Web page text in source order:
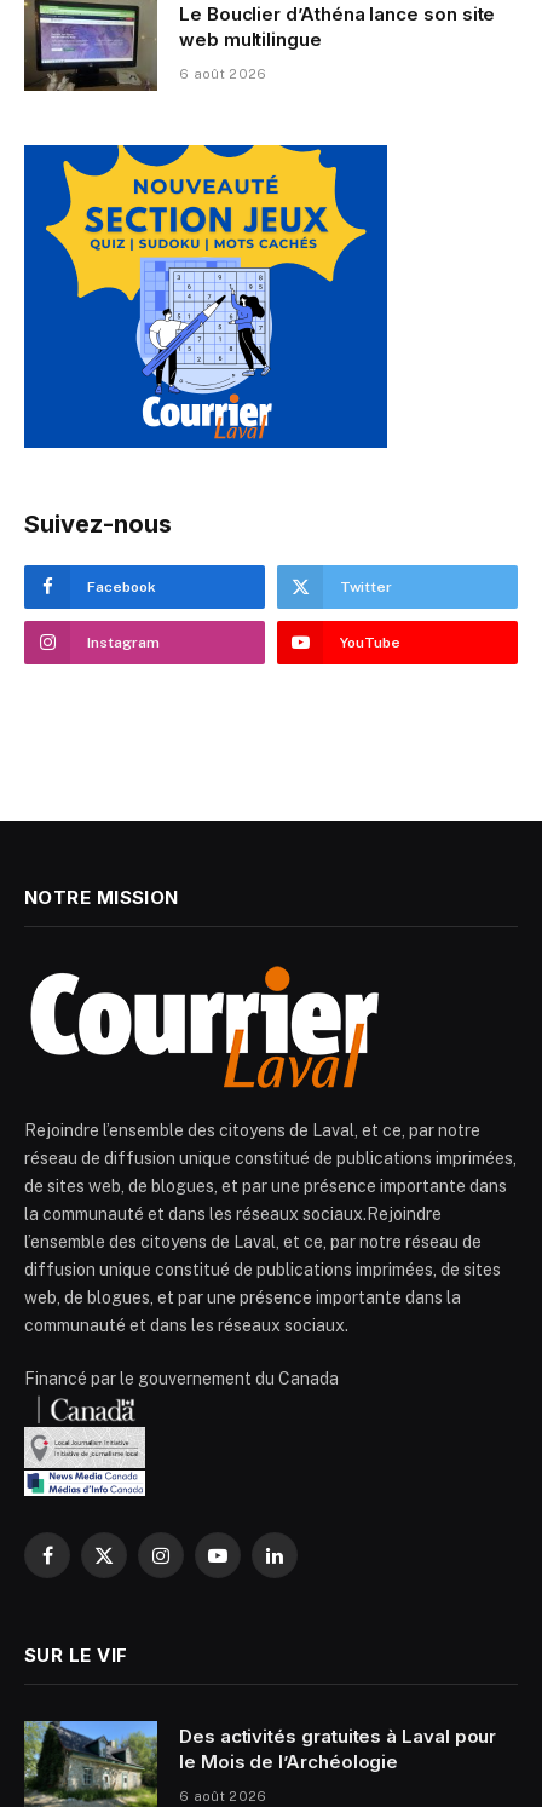
Le Bouclier d’Athéna lance son site
web multilingue
6 août 2026
Suivez-nous
Facebook Twitter
Instagram YouTube
NOTRE MISSION
Rejoindre l’ensemble des citoyens de Laval, et ce, par notre
réseau de diffusion unique constitué de publications imprimées,
de sites web, de blogues, et par une présence importante dans
la communauté et dans les réseaux sociaux.Rejoindre
l’ensemble des citoyens de Laval, et ce, par notre réseau de
diffusion unique constitué de publications imprimées, de sites
web, de blogues, et par une présence importante dans la
communauté et dans les réseaux sociaux.
Financé par le gouvernement du Canada
Facebook
X
InstagramYouTubeLinkedIn
SUR LE VIF
Des activités gratuites à Laval pour
le Mois de l’Archéologie
6 août 2026